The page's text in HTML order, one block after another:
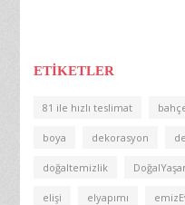
ETIKETLER
81 ile hızlı teslimat
boya dekorasyon
doğaltemizlik
elişi elyapımı